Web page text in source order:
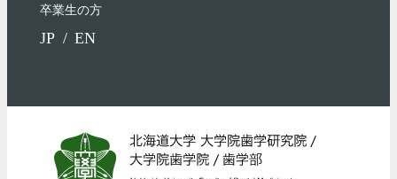
卒業生の方
JP EN